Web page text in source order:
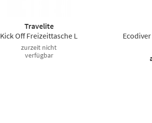
Travelite
Kick Off Freizeittasche L
zurzeit nicht
verfügbar